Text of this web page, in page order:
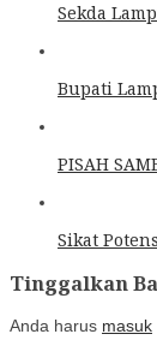
Sekda
Bupati
PISAH
Sikat
Tinggalkan
Anda harus masuk